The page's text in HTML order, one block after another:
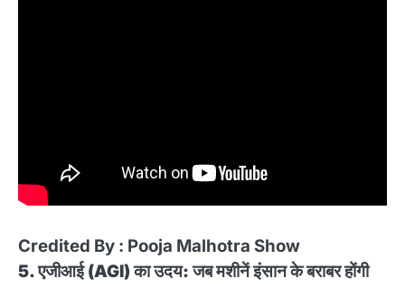
Credited By : Pooja Malhotra Show
5. एजीआई (AGI) का उदय: जब मशीनें इंसान के बराबर होंगी